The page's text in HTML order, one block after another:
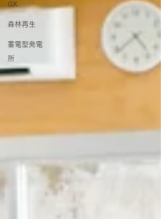
GX
森林再生
蓄電型発電
所